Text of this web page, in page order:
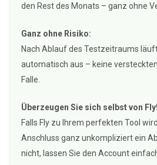
den Rest des Monats – ganz ohne
Ganz ohne Risiko:
Nach Ablauf des Testzeitraums
automatisch aus – keine
Falle.
Überzeugen Sie sich selbst von Fly!
Falls Fly zu Ihrem perfekten Tool
Anschluss ganz unkompliziert ein
nicht, lassen Sie den Account